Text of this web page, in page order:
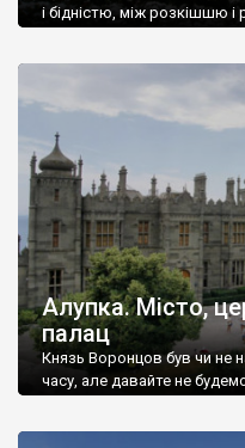
і бідністю, між розкішшю і
Алупка. Місто,
палац
Князь Воронцов був чи не
часу, але давайте не